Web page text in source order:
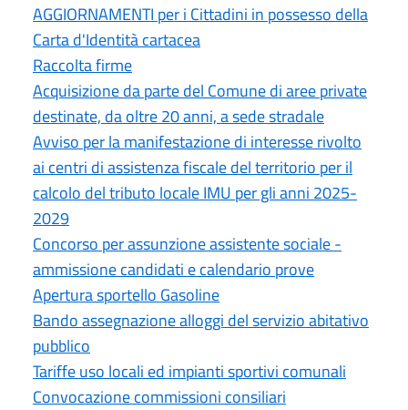
AGGIORNAMENTI per i Cittadini in possesso della
Carta d'Identità cartacea
Raccolta firme
Acquisizione da parte del Comune di aree private
destinate, da oltre 20 anni, a sede stradale
Avviso per la manifestazione di interesse rivolto
ai centri di assistenza fiscale del territorio per il
calcolo del tributo locale IMU per gli anni 2025-
2029
Concorso per assunzione assistente sociale -
ammissione candidati e calendario prove
Apertura sportello Gasoline
Bando assegnazione alloggi del servizio abitativo
pubblico
Tariffe uso locali ed impianti sportivi comunali
Convocazione commissioni consiliari